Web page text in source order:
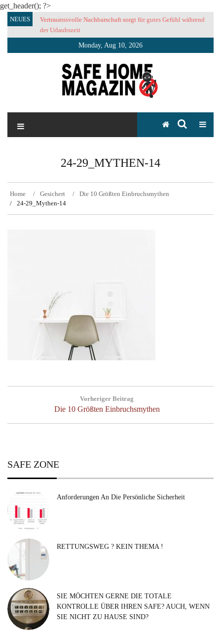
get_header(); ?>
SkipNEUES
Vertrauensvolle Nachbarschaft sorgt für gutes Gefühl während
der Urlaubszeit
Monday, Aug 10, 2026
SAFE HOME Magazin
24-29_MYTHEN-14
Home Gesichert
Die 10 Größten Einbruchsmythen
24-29_Mythen-14
Vorheriger Beitrag
Previous
Die 10 Größten Einbruchsmythen
SAFE ZONE
Anforderungen An Die Persönliche Sicherheit
RETTUNGSWEG ? KEIN THEMA !
SIE MÖCHTEN GERNE DIE TOTALE
KONTROLLE ÜBER IHREN SAFE? AUCH, WENN
SIE NICHT ZU HAUSE SIND?